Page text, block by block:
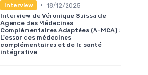
Interview • 18/12/2025
Interview de Véronique Suissa de
Agence des Médecines
Complémentaires Adaptées (A-MCA) :
L'essor des médecines
complémentaires et de la santé
intégrative